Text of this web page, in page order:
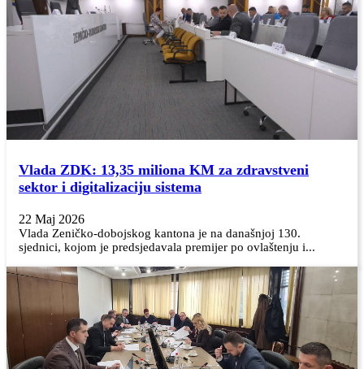
Vlada ZDK: 13,35 miliona KM za zdravstveni
sektor i digitalizaciju sistema
22 Maj 2026
Vlada Zeničko-dobojskog kantona je na današnjoj 130.
sjednici, kojom je predsjedavala premijer po ovlaštenju i...